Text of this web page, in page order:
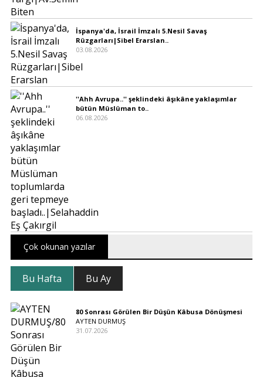
İspanya'da, İsrail İmzalı 5.Nesil Savaş
Rüzgarları|Sibel Erarslan..
03.08.2026
''Ahh Avrupa..'' şeklindeki âşıkâne yaklaşımlar
bütün Müslüman to..
06.08.2026
Çok okunan yazılar
Bu Hafta Bu Ay
80 Sonrası Görülen Bir Düşün Kâbusa Dönüşmesi
AYTEN DURMUŞ
31.07.2026